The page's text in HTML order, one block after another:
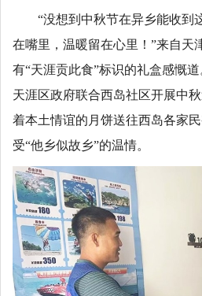
“没想到中秋节在异乡能收到
在嘴里，温暖留在心里！”来自天
有“天涯贡此食”标识的礼盒感慨
天涯区政府联合西岛社区开展中
着本土情谊的月饼送往西岛各家
受“他乡似故乡”的温情。